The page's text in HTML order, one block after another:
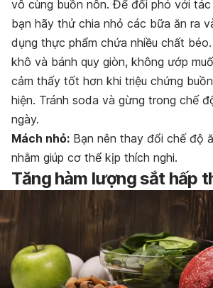
vô cùng buồn nôn. Để đối phó với tác
bạn hãy thử chia nhỏ các bữa ăn ra
dụng thực phẩm chứa nhiều chất
khô và bánh quy giòn, không ướp
cảm thấy tốt hơn khi triệu chứng
hiện. Tránh soda và gừng trong chế
ngày.
Mách nhỏ: Bạn nên thay đổi chế độ
nhằm giúp cơ thể kịp thích nghi.
Tăng hàm lượng sắt hấp